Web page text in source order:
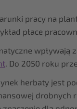
pracy na
płace
wpływają
. Do 2050 roku
herbaty jest